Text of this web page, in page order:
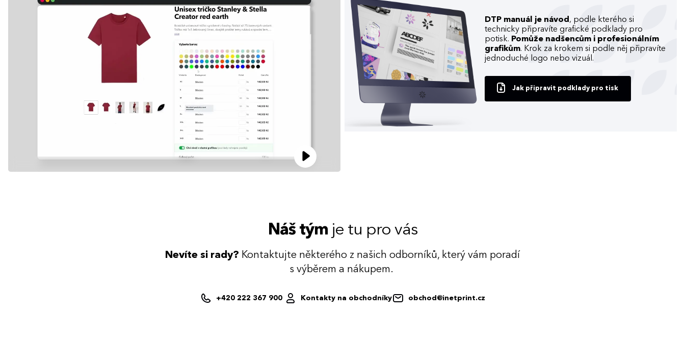
DTP manuál je návod , podle kterého si
technicky připravíte grafické podklady pro
potisk. Pomůže nadšencům i profesionálním
grafikům. Krok za krokem si podle něj připravíte
jednoduché logo nebo vizuál.
Jak připravit podklady pro tisk
Náš tým je tu pro vás
Nevíte si rady? Kontaktujte některého z našich odborníků, který vám poradí
s výběrem a nákupem.
+420 222 367 900 Kontakty na obchodníky obchod@inetprint.cz